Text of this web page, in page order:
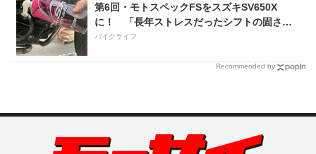
第6回・モトスペックFSをスズキSV650X
に！ 「長年ストレスだったシフトの固さが
コレのおかげで滑らかに！」
バイクライフ
Recommended by